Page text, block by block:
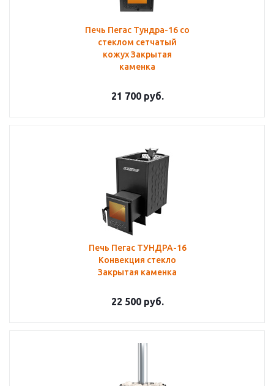
Печь Пегас Тундра-16 со
стеклом сетчатый
кожух Закрытая
каменка
21 700руб.
Печь Пегас ТУНДРА-16
Конвекция стекло
Закрытая каменка
22 500руб.